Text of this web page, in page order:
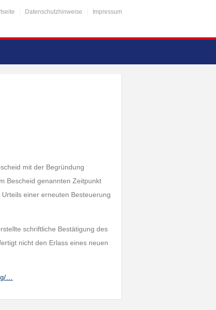
Datenschutzhinweise Impressum
mit der Begründung
Bescheid genannten Zeitpunkt
einer erneuten Besteuerung
schriftliche Bestätigung des
nicht den Erlass eines neuen
…